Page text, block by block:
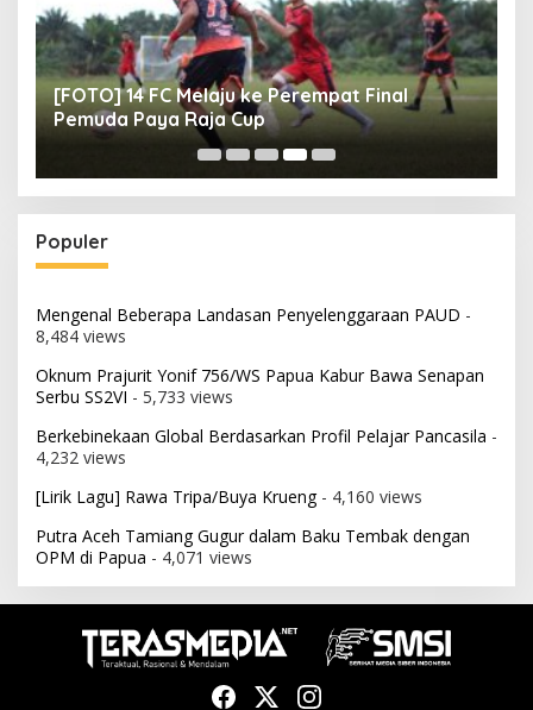
[FOTO] 14 FC Melaju ke Perempat Final
Pemuda Paya Raja Cup
Populer
Mengenal Beberapa Landasan Penyelenggaraan PAUD -
8,484 views
Oknum Prajurit Yonif 756/WS Papua Kabur Bawa Senapan
Serbu SS2VI - 5,733 views
Berkebinekaan Global Berdasarkan Profil Pelajar Pancasila -
4,232 views
[Lirik Lagu] Rawa Tripa/Buya Krueng- 4,160 views
Putra Aceh Tamiang Gugur dalam Baku Tembak dengan
OPM di Papua - 4,071 views